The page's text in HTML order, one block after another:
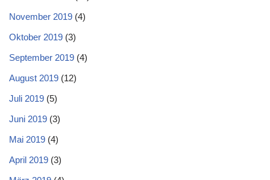
November 2019 (4)
Oktober 2019 (3)
September 2019 (4)
August 2019 (12)
Juli 2019 (5)
Juni 2019 (3)
Mai 2019 (4)
April 2019 (3)